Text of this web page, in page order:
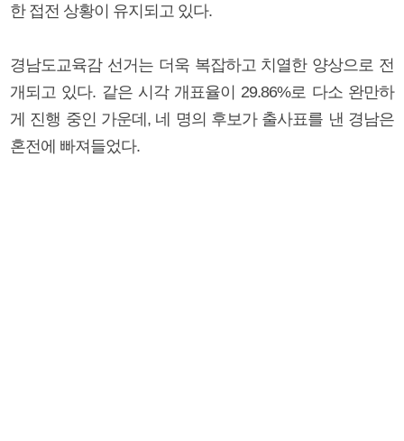
한 접전 상황이 유지되고 있다.
경남도교육감 선거는 더욱 복잡하고 치열한 양상으로 전
개되고 있다. 같은 시각 개표율이 29.86%로 다소 완만하
게 진행 중인 가운데, 네 명의 후보가 출사표를 낸 경남은
혼전에 빠져들었다.